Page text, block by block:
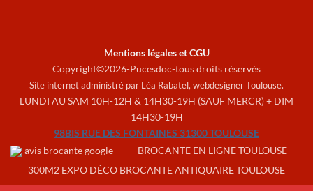
Mentions légales et CGU
Copyright©2026-Pucesdoc-tous droits réservés
Site internet administré par Léa Rabatel, webdesigner Toulouse.
LUNDI AU SAM 10H-12H & 14H30-19H (SAUF MERCR) + DIM
14H30-19H
98BIS RUE DES FONTAINES 31300 TOULOUSE
BROCANTE EN LIGNE TOULOUSE
300M2 EXPO DÉCO BROCANTE ANTIQUAIRE TOULOUSE